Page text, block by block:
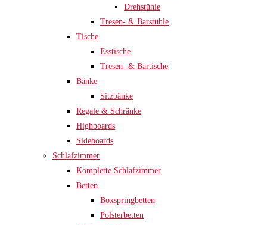
Drehstühle
Tresen- & Barstühle
Tische
Esstische
Tresen- & Bartische
Bänke
Sitzbänke
Regale & Schränke
Highboards
Sideboards
Schlafzimmer
Komplette Schlafzimmer
Betten
Boxspringbetten
Polsterbetten